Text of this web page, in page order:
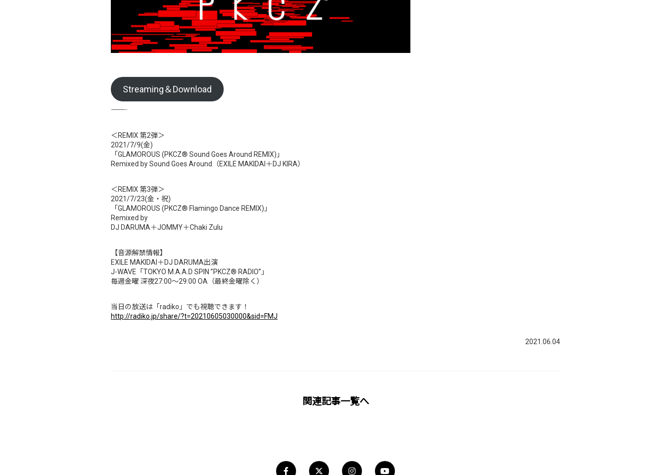
Streaming＆Download
―――――
＜REMIX 第2弾＞
2021/7/9(金)
「GLAMOROUS (PKCZ® Sound Goes Around REMIX)」
Remixed by Sound Goes Around（EXILE MAKIDAI＋DJ KIRA）
＜REMIX 第3弾＞
2021/7/23(金・祝)
「GLAMOROUS (PKCZ® Flamingo Dance REMIX)」
Remixed by
DJ DARUMA＋JOMMY＋Chaki Zulu
【音源解禁情報】
EXILE MAKIDAI＋DJ DARUMA出演
J-WAVE「TOKYO M.A.A.D SPIN ”PKCZ® RADIO”」
毎週金曜 深夜27:00～29:00 OA（最終金曜除く）
当日の放送は「radiko」でも視聴できます！
http://radiko.jp/share/?t=20210605030000&sid=FMJ
2021.06.04
関連記事一覧へ